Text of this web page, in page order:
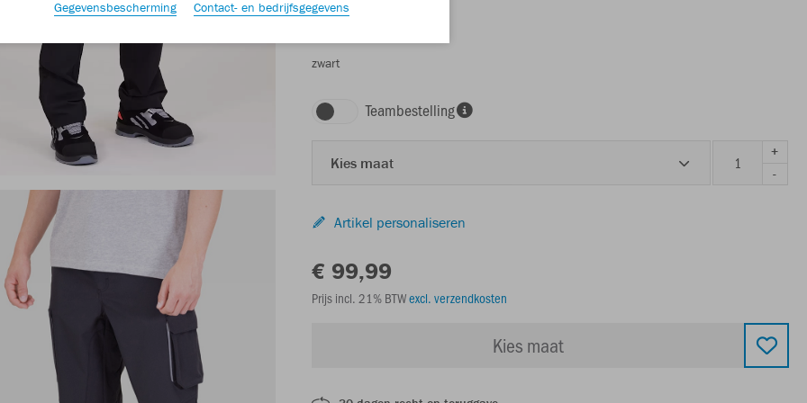
zwart
Teambestelling
Kies maat
+
-
Artikel personaliseren
€ 99,99
Prijs incl. 21% BTWexcl. verzendkosten
Kies maat
Gegevensbescherming Contact- en bedrijfsgegevens